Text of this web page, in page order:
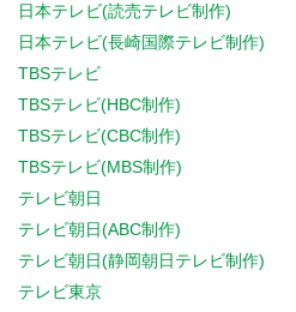
日本テレビ(読売テレビ制作)
日本テレビ(長崎国際テレビ制作)
TBSテレビ
TBSテレビ(HBC制作)
TBSテレビ(CBC制作)
TBSテレビ(MBS制作)
テレビ朝日
テレビ朝日(ABC制作)
テレビ朝日(静岡朝日テレビ制作)
テレビ東京